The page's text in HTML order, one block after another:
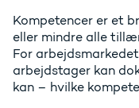
Kompetencer er et
eller mindre alle
For
arbejdstager kan
kan – hvilke